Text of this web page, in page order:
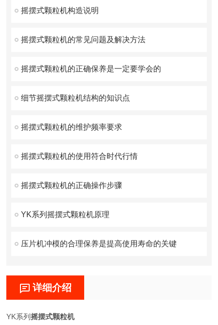
摇摆式颗粒机构造说明
摇摆式颗粒机的常见问题及解决方法
摇摆式颗粒机的正确保养是一定要学会的
细节摇摆式颗粒机结构的知识点
摇摆式颗粒机的维护频率要求
摇摆式颗粒机的使用符合时代行情
摇摆式颗粒机的正确操作步骤
YK系列摇摆式颗粒机原理
压片机冲模的合理保养是提高使用寿命的关键
详细介绍
YK系列摇摆式颗粒机